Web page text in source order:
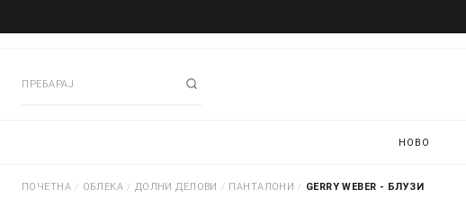
НОВО
ПОЧЕТНА / ОБЛЕКА / ДОЛНИ ДЕЛОВИ / ПАНТАЛОНИ / GERRY WEBER - БЛУЗИ